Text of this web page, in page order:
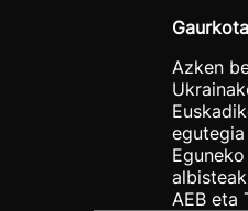
Azken
Eguneko
albisteak
AEB eta